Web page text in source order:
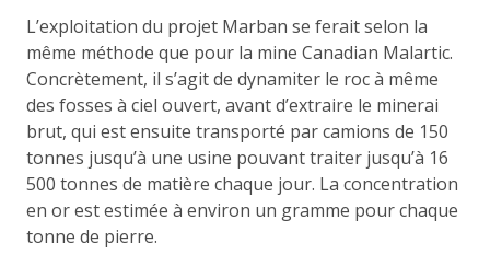
L’exploitation du projet Marban se ferait selon la
même méthode que pour la mine Canadian Malartic.
Concrètement, il s’agit de dynamiter le roc à même
des fosses à ciel ouvert, avant d’extraire le minerai
brut, qui est ensuite transporté par camions de 150
tonnes jusqu’à une usine pouvant traiter jusqu’à 16
500 tonnes de matière chaque jour. La concentration
en or est estimée à environ un gramme pour chaque
tonne de pierre.